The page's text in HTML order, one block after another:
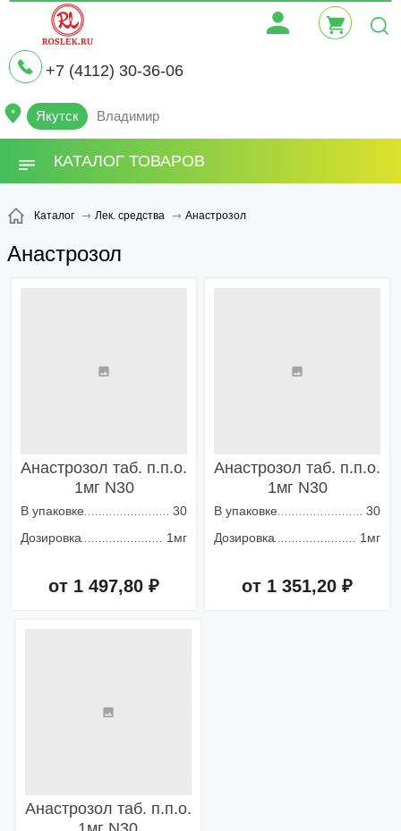
+7 (4112) 30-36-06
Якутск Владимир
КАТАЛОГ ТОВАРОВ
Каталог Лек. средства Анастрозол
Анастрозол
Анастрозол таб. п.п.о.
1мг N30
В упаковке
30
Дозировка
1мг
от 1 497,80 ₽
Анастрозол таб. п.п.о.
1мг N30
В упаковке
30
Дозировка
1мг
от 1 351,20 ₽
Анастрозол таб. п.п.о.